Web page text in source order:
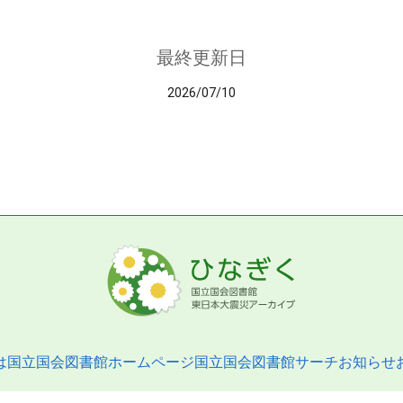
最終更新日
2026/07/10
国立国会図書館ホームページ国立国会図書館サーチお知らせ